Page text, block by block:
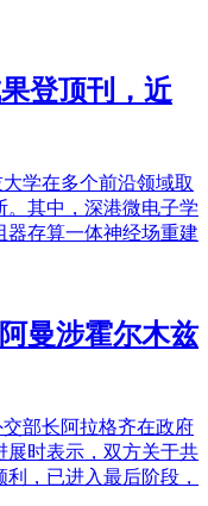
登顶刊，近
学在多个前沿领域取
其中，深港微电子学
器存算一体神经场重建
曼涉霍尔木兹
部长阿拉格齐在政府
展时表示，双方关于共
，已进入最后阶段，